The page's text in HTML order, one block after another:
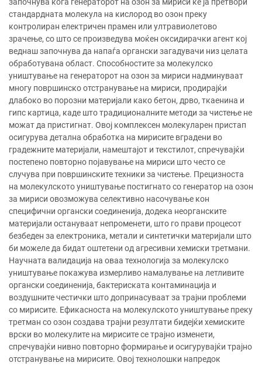
стандардната молекула на кислород во озон преку
контролиран електричен прамен или ултравиолетово
зрачење, со што се произведува моќен оксидирачки агент кој
веднаш започнува да напаѓа органски загадувачи низ целата
обработувана област. Способностите за молекулско
уништување на генераторот на озон за мириси надминуваат
многу површинско отстранување на мириси, продирајќи
длабоко во порозни материјали како бетон, дрво, ткаенина и
гипс картица, каде што традиционалните методи за чистење не
можат да пристигнат. Овој комплексен молекуларен пристап
осигурува детална обработка на мирисите вградени во
градежните материјали, намештајот и текстилот, спречувајќи
постепено повторно појавување на мириси што често се
случува при површинските техники за чистење. Прецизноста
на молекулското уништување постигнато со генератор на озон
за мириси овозможува селективно насочување кон
специфични органски соединенија, додека неорганските
материјали остануваат непроменети, што го прави процесот
безбеден за електроника, метали и синтетички материјали што
би можеле да бидат оштетени од агресивни хемиски третмани.
Научната валидација на оваа технологија за молекулско
уништување покажува измерливо намалување на летливите
органски соединенија, бактериската контаминација и
воздушните честички што допринасуваат за трајни проблеми
со мирисите. Ефикасноста на молекулското уништување преку
третман со озон создава трајни резултати бидејќи хемиските
врски во молекулите на мирисите се трајно изменети,
спречувајќи нивно повторно формирање и осигурувајќи трајно
отстранување на мирисите. Овој технолошки напредок